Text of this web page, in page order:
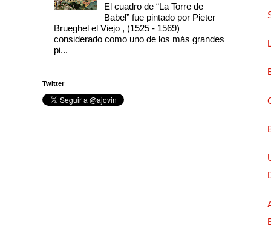
El cuadro de “La Torre de
Babel” fue pintado por Pieter
Brueghel el Viejo , (1525 - 1569)
considerado como uno de los más grandes
pi...
Twitter